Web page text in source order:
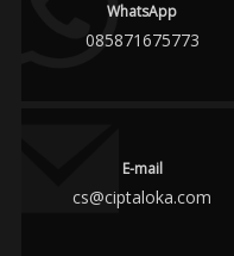
WhatsApp
085871675773
E-mail
cs@ciptaloka.com